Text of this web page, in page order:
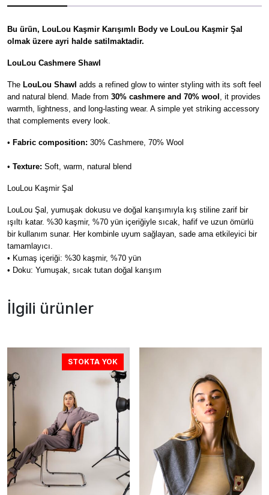
Bu ürün, LouLou Kaşmir Karışımlı Body ve LouLou Kaşmir Şal
olmak üzere ayri halde satilmaktadir.
LouLou Cashmere Shawl
The LouLou Shawl adds a refined glow to winter styling with its soft feel
and natural blend. Made from 30% cashmere and 70% wool , it provides
warmth, lightness, and long-lasting wear. A simple yet striking accessory
that complements every look.
• Fabric composition: 30% Cashmere, 70% Wool
• Texture: Soft, warm, natural blend
LouLou Kaşmir Şal
LouLou Şal, yumuşak dokusu ve doğal karışımıyla kış stiline zarif bir
ışıltı katar. %30 kaşmir, %70 yün içeriğiyle sıcak, hafif ve uzun ömürlü
bir kullanım sunar. Her kombinle uyum sağlayan, sade ama etkileyici bir
tamamlayıcı.
• Kumaş içeriği: %30 kaşmir, %70 yün
• Doku: Yumuşak, sıcak tutan doğal karışım
İlgili ürünler
STOKTA YOK